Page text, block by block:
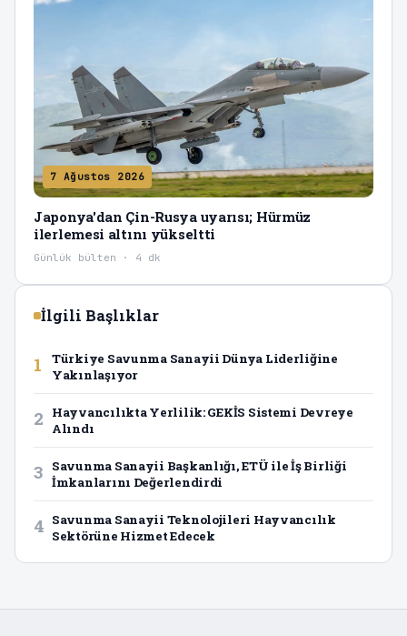
7 Ağustos 2026
Japonya'dan Çin-Rusya uyarısı; Hürmüz
ilerlemesi altını yükseltti
Günlük bülten · 4 dk
İlgili Başlıklar
1
Türkiye Savunma Sanayii Dünya Liderliğine
Yakınlaşıyor
2
Hayvancılıkta Yerlilik: GEKİS Sistemi Devreye
Alındı
3
Savunma Sanayii Başkanlığı, ETÜ ile İş Birliği
İmkanlarını Değerlendirdi
4 Savunma Sanayii Teknolojileri Hayvancılık
Sektörüne Hizmet Edecek